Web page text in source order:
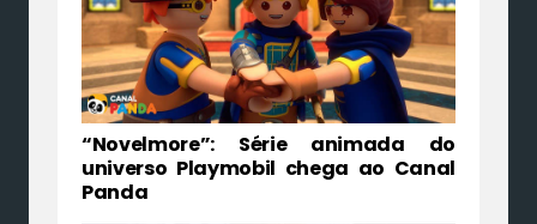
“Novelmore”: Série animada do
universo Playmobil chega ao Canal
Panda